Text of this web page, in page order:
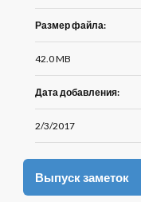
Размер файла:
42.0 MB
Дата добавления:
2/3/2017
Выпуск заметок